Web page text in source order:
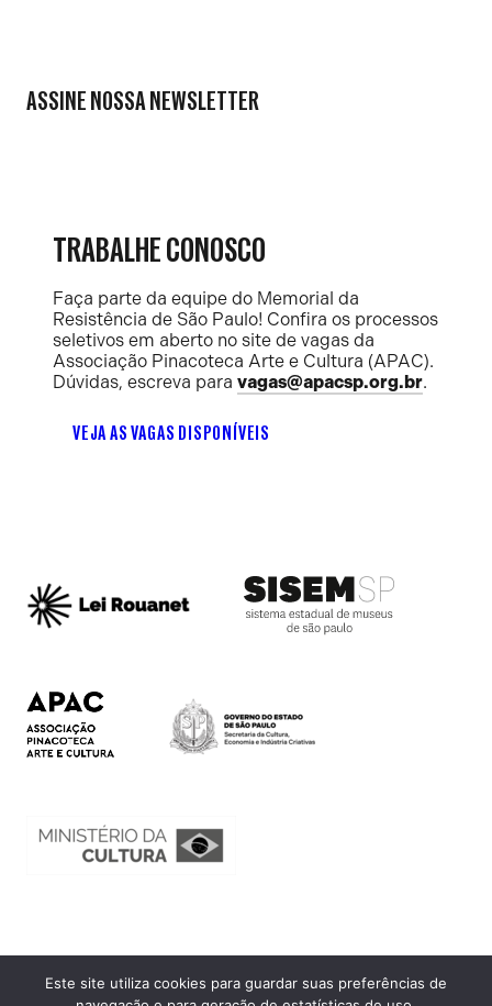
ASSINE NOSSA NEWSLETTER
TRABALHE CONOSCO
Faça parte da equipe do Memorial da
Resistência de São Paulo! Confira os processos
seletivos em aberto no site de vagas da
Associação Pinacoteca Arte e Cultura (APAC).
Dúvidas, escreva para vagas@apacsp.org.br.
VEJA AS VAGAS DISPONÍVEIS
Ouvidoria
Este site utiliza cookies para guardar suas preferências de